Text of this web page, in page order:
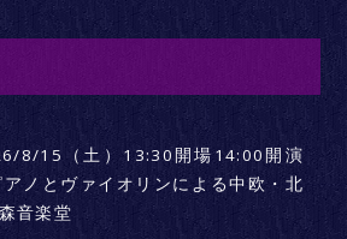
8/15（土）13:30開場14:00開演
ノとヴァイオリンによる中欧・北
音楽堂